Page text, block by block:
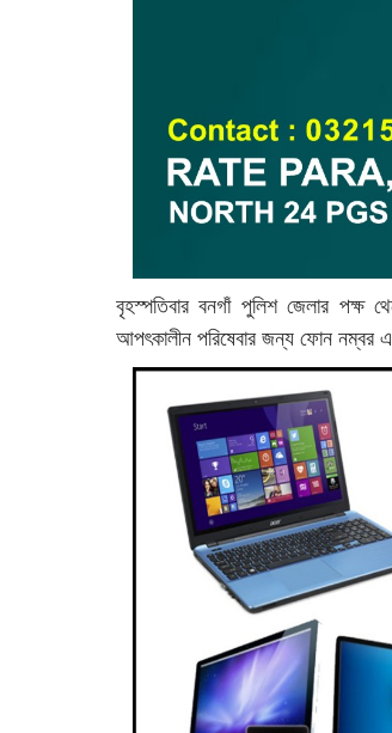
বৃহস্পতিবার বনগাঁ পুলিশ জেলার
আপৎকালীন পরিষেবার জন্য ফোন নম্বর